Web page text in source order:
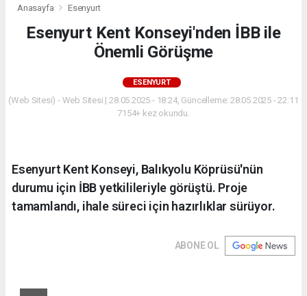
Anasayfa Esenyurt
Esenyurt Kent Konseyi'nden İBB ile
Önemli Görüşme
ESENYURT
(Web Sitesi) - Web Sitesi | 28.05.2025 - 18:24, Güncelleme: 28.05.2025 - 22:11
7154+ kez okundu.
Esenyurt Kent Konseyi, Balıkyolu Köprüsü'nün
durumu için İBB yetkilileriyle görüştü. Proje
tamamlandı, ihale süreci için hazırlıklar sürüyor.
ABONE OL